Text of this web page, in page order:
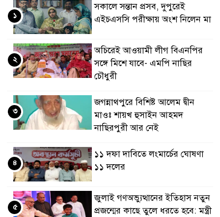
সকালে সন্তান প্রসব, দুপুরেই
এইচএসসি পরীক্ষায় অংশ নিলেন মা
১
অচিরেই আওয়ামী লীগ বিএনপির
সঙ্গে মিশে যাবে- এমপি নাছির
চৌধুরী
২
জগন্নাথপুরে বিশিষ্ট আলেম দ্বীন
মাওঃ শায়খ হুসাইন আহমদ
নাছিরপুরী আর নেই
৩
১১ দফা দাবিতে লংমার্চের ঘোষণা
১১ দলের
৪
জুলাই গণঅভ্যুত্থানের ইতিহাস নতুন
প্রজন্মের কাছে তুলে ধরতে হবে: মন্ত্রী
৫